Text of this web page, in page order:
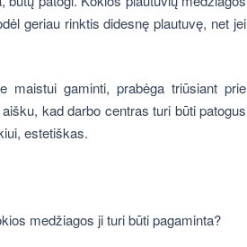
geriau rinktis didesnę plautuvę, net jei
gaminti, prabėga triūsiant prie
kad darbo centras turi būti patogus
estetiškas.
medžiagos ji turi būti pagaminta?